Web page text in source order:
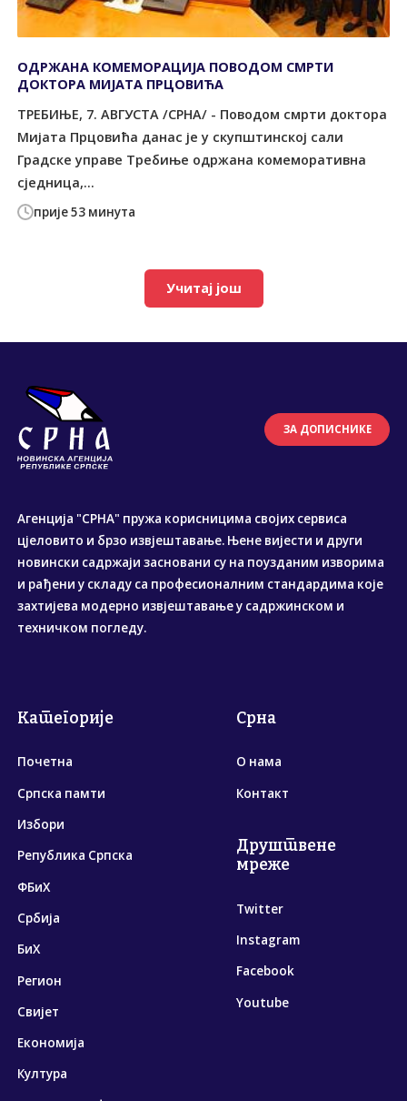
прије 53 минута
ОДРЖАНА КОМЕМОРАЦИЈА ПОВОДОМ СМРТИ
ДОКТОРА МИЈАТА ПРЦОВИЋА
ТРЕБИЊЕ, 7. АВГУСТА /СРНА/ - Поводом смрти доктора
Мијата Прцовића данас је у скупштинској сали
Градске управе Требиње одржана комеморативна
сједница,...
Учитај још
ЗА ДОПИСНИКЕ
Агенција "СРНА" пружа корисницима својих сервиса
цјеловито и брзо извјештавање. Њене вијести и други
новински садржаји засновани су на поузданим изворима
и рађени у складу са професионалним стандардима које
захтијева модерно извјештавање у садржинском и
техничком погледу.
Категорије
Почетна
Српска памти
Избори
Република Српска
ФБиХ
Србија
БиХ
Регион
Свијет
Економија
Култура
Срна
О нама
Контакт
Друштвене
мреже
Twitter
Instagram
Facebook
Youtube